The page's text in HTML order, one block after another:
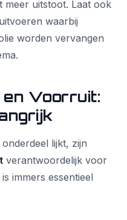
meer uitstoot. Laat ook
waarbij
worden vervangen
Voorruit:
lijkt, zijn
verantwoordelijk voor
immers essentieel